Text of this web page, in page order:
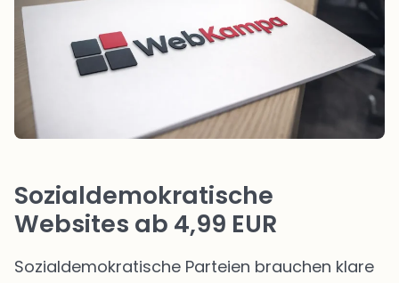
Sozialdemokratische
Websites ab 4,99 EUR
Sozialdemokratische Parteien brauchen klare